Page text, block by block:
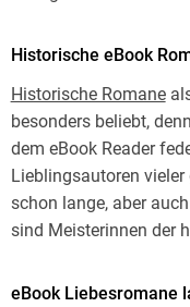
Historische eBook
Historische Romane
besonders beliebt,
dem eBook Reader
Lieblingsautoren vieler
schon lange, aber auch
sind Meisterinnen der
eBook Liebesromane